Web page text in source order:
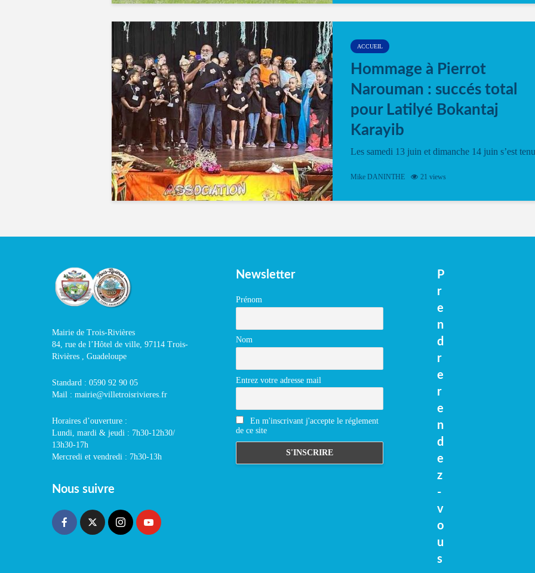
ACCUEIL
Hommage à Pierrot
Narouman : succés total
pour Latilyé Bokantaj
Karayib
Les samedi 13 juin et dimanche 14 juin s’est tenu
vibrant à Pierrot Narouman, organisé par
spectacle de fin d’année, présenté à la salle...
Mike DANINTHE 21 views
Mairie de Trois-Rivières
84, rue de l’Hôtel de ville, 97114 Trois-
Rivières , Guadeloupe
Standard : 0590 92 90 05
Mail : mairie@villetroisrivieres.fr
Horaires d’ouverture :
Lundi, mardi & jeudi : 7h30-12h30/
13h30-17h
Mercredi et vendredi : 7h30-13h
Nous suivre
Newsletter
Prénom
Nom
Entrez votre adresse mail
En m'inscrivant j'accepte le réglement
de ce site
P
r
e
n
d
r
e
r
e
n
d
e
z
-
v
o
u
s